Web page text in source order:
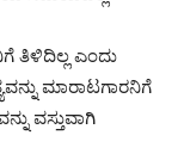
ತಿಳಿದಿಲ್ಲ ಎಂದು
ಮಾರಾಟಗಾರನಿಗೆ
ವಸ್ತುವಾಗಿ